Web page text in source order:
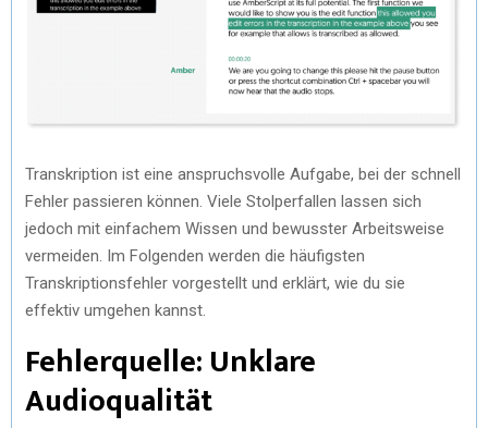
Transkription ist eine anspruchsvolle Aufgabe, bei der schnell
Fehler passieren können. Viele Stolperfallen lassen sich
jedoch mit einfachem Wissen und bewusster Arbeitsweise
vermeiden. Im Folgenden werden die häufigsten
Transkriptionsfehler vorgestellt und erklärt, wie du sie
effektiv umgehen kannst.
Fehlerquelle: Unklare
Audioqualität